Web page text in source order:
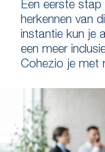
Een eerste stap
herkennen van
instantie kun je
een meer
Cohezio je met